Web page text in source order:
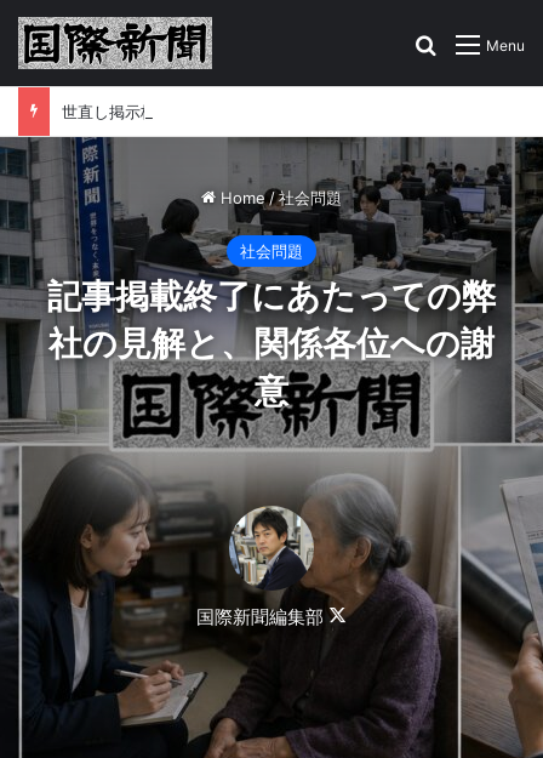
Menu
Search for
Home/社会問題
社会問題
記事掲載終了にあたっての弊
社の見解と、関係各位への謝
意
国際新聞編集部
Follow